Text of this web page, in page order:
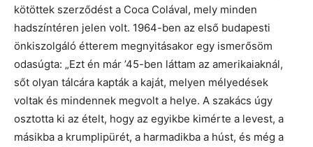
kötöttek szerződést a Coca Colával, mely minden
hadszíntéren jelen volt. 1964-ben az első budapesti
önkiszolgáló étterem megnyitásakor egy ismerősöm
odasúgta: „Ezt én már ’45-ben láttam az amerikaiaknál,
sőt olyan tálcára kapták a kaját, melyen mélyedések
voltak és mindennek megvolt a helye. A szakács úgy
osztotta ki az ételt, hogy az egyikbe kimérte a levest, a
másikba a krumplipürét, a harmadikba a húst, és még a